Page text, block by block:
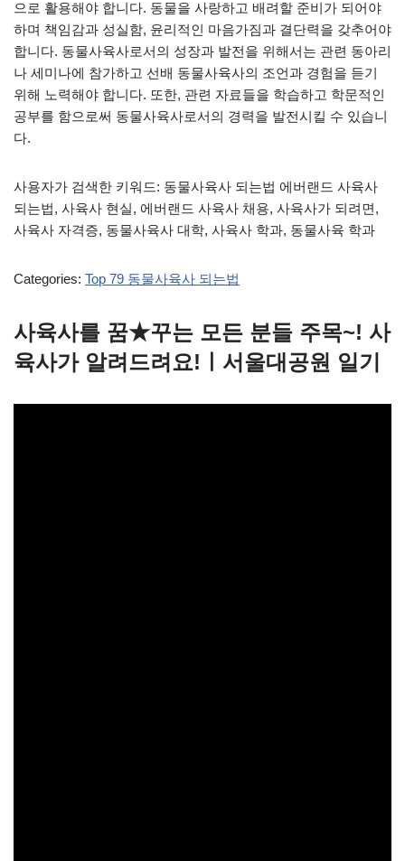
으로 활용해야 합니다. 동물을 사랑하고 배려할 준비가 되어야
하며 책임감과 성실함, 윤리적인 마음가짐과 결단력을 갖추어야
합니다. 동물사육사로서의 성장과 발전을 위해서는 관련 동아리
나 세미나에 참가하고 선배 동물사육사의 조언과 경험을 듣기
위해 노력해야 합니다. 또한, 관련 자료들을 학습하고 학문적인
공부를 함으로써 동물사육사로서의 경력을 발전시킬 수 있습니
다.
사용자가 검색한 키워드: 동물사육사 되는법 에버랜드 사육사
되는법, 사육사 현실, 에버랜드 사육사 채용, 사육사가 되려면,
사육사 자격증, 동물사육사 대학, 사육사 학과, 동물사육 학과
Categories: Top 79 동물사육사 되는법
사육사를 꿈★꾸는 모든 분들 주목~! 사
육사가 알려드려요!ㅣ서울대공원 일기